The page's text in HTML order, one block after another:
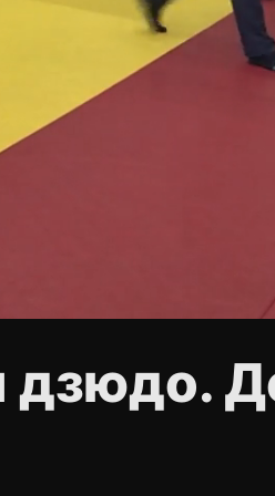
дзюдо.